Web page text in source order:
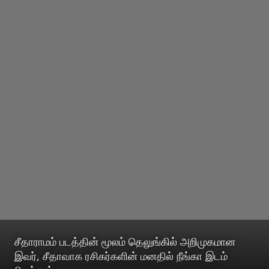
சீதாராமம் படத்தின் மூலம் தெலுங்கில் அறிமுகமான
இவர், சீதாவாக ரசிகர்களின் மனதில் நீங்கா இடம்